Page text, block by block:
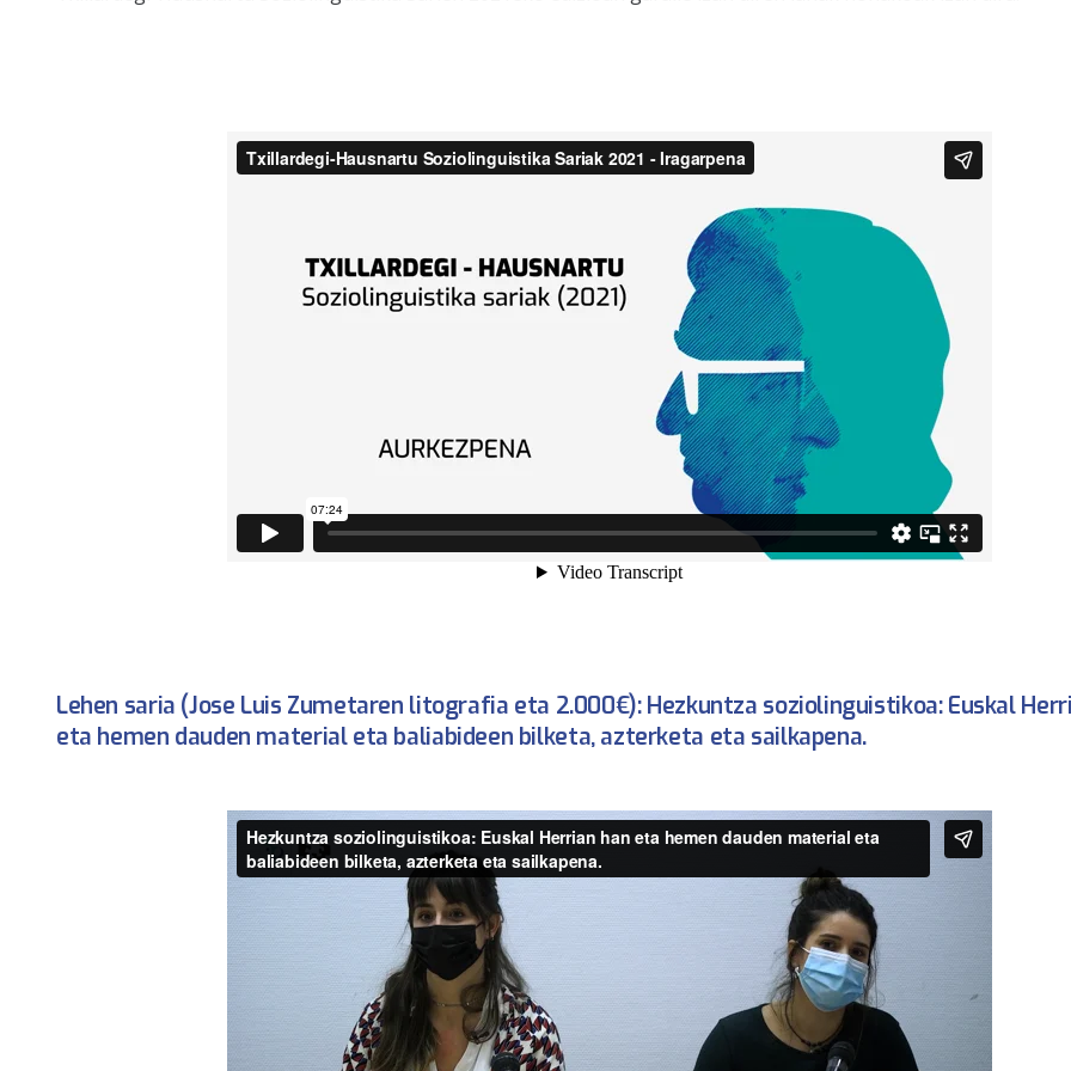
Lehen saria (Jose Luis Zumetaren litografia eta 2.000€): Hezkuntza soziolinguistikoa: Euskal
eta hemen dauden material eta baliabideen bilketa, azterketa eta sailkapena.